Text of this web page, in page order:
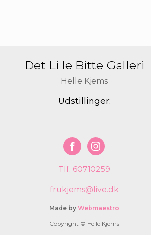
Det Lille Bitte Galleri
Helle Kjems
Udstillinger:
Tlf: 60710259
frukjems@live.dk
Made by Webmaestro
Copyright © Helle Kjems